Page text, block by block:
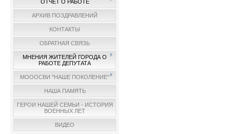
ОТЧЕТ О РАБОТЕ
АРХИВ ПОЗДРАВЛЕНИЙ
КОНТАКТЫ
ОБРАТНАЯ СВЯЗЬ
МНЕНИЯ ЖИТЕЛЕЙ ГОРОДА О
РАБОТЕ ДЕПУТАТА
МОООСВИ "НАШЕ ПОКОЛЕНИЕ"
НАША ПАМЯТЬ
ГЕРОИ НАШЕЙ СЕМЬИ - ИСТОРИЯ
ВОЕННЫХ ЛЕТ
ВИДЕО